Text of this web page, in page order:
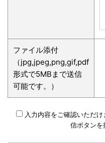
ファイル添付
（jpg,jpeg,png,gif,pdf
形式で5MBまで送信
可能です。）
入力内容をご確認いただけ
信ボタンを